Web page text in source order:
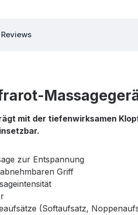
Reviews
mit der tiefenwirksamen
zur Entspannung
Griff
(Softaufsatz,